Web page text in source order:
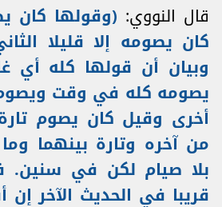
قال النووي: (وقولها كان
كان يصومه إلا قليلا
وبيان أن قولها كله أي
يصومه كله في وقت
أخرى وقيل كان يصوم
من آخره وتارة بينهما
بلا صيام لكن في سنين.
قريبا في الحديث الآخر